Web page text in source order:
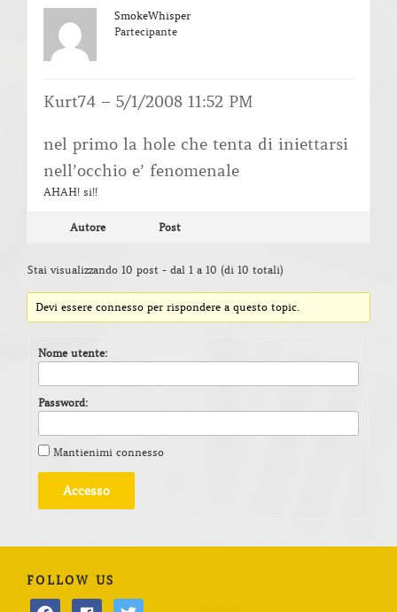
SmokeWhisper
Partecipante
Kurt74 – 5/1/2008 11:52 PM
nel primo la hole che tenta di iniettarsi
nell’occhio e’ fenomenale
AHAH! si!!
Autore Post
Stai visualizzando 10 post - dal 1 a 10 (di 10 totali)
Devi essere connesso per rispondere a questo topic.
Nome utente:
Password:
Mantienimi connesso
Accesso
FOLLOW US